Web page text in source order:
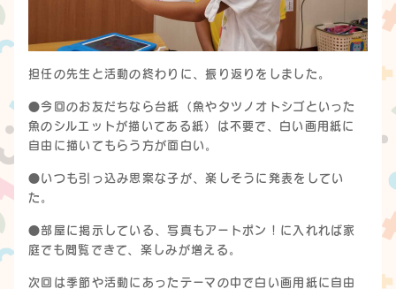
担任の先生と活動の終わりに、振り返りをしました。
●今回のお友だちなら台紙（魚やタツノオトシゴといった
魚のシルエットが描いてある紙）は不要で、白い画用紙に
自由に描いてもらう方が面白い。
●いつも引っ込み思案な子が、楽しそうに発表をしてい
た。
●部屋に掲示している、写真もアートポン！に入れれば家
庭でも閲覧できて、楽しみが増える。
次回は季節や活動にあったテーマの中で白い画用紙に自由